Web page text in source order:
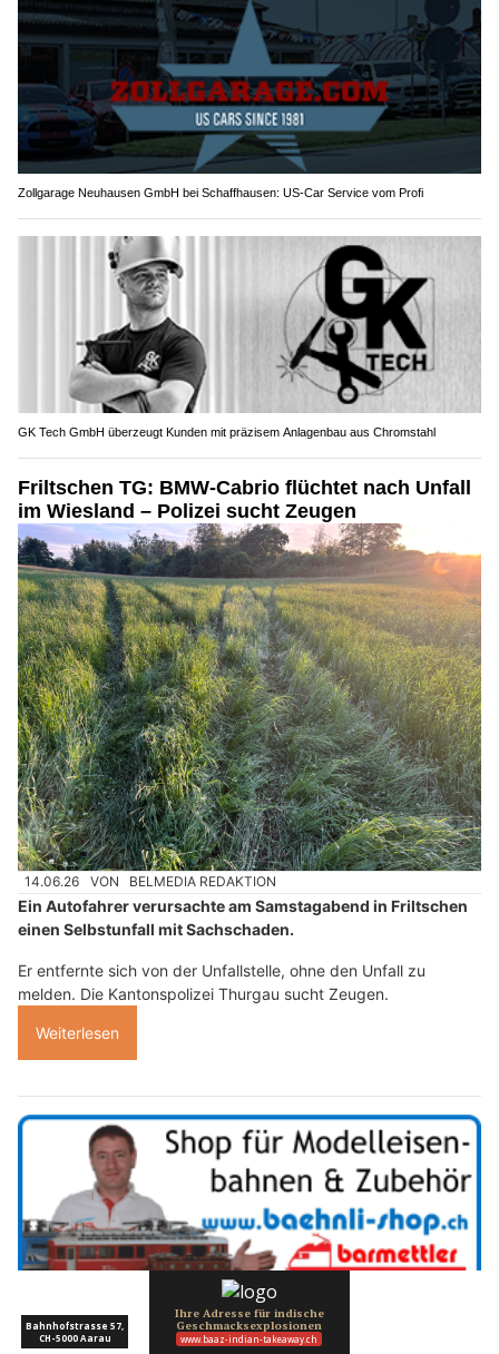
Zollgarage Neuhausen GmbH bei Schaffhausen: US-Car Service vom Profi
GK Tech GmbH überzeugt Kunden mit präzisem Anlagenbau aus Chromstahl
Friltschen TG: BMW-Cabrio flüchtet nach Unfall
im Wiesland – Polizei sucht Zeugen
14.06.26 VON BELMEDIA REDAKTION
Ein Autofahrer verursachte am Samstagabend in Friltschen
einen Selbstunfall mit Sachschaden.
Er entfernte sich von der Unfallstelle, ohne den Unfall zu
melden. Die Kantonspolizei Thurgau sucht Zeugen.
Weiterlesen
Bähnli-Shop Barmettler: Digitale Technik für moderne Modelleisenbahnen